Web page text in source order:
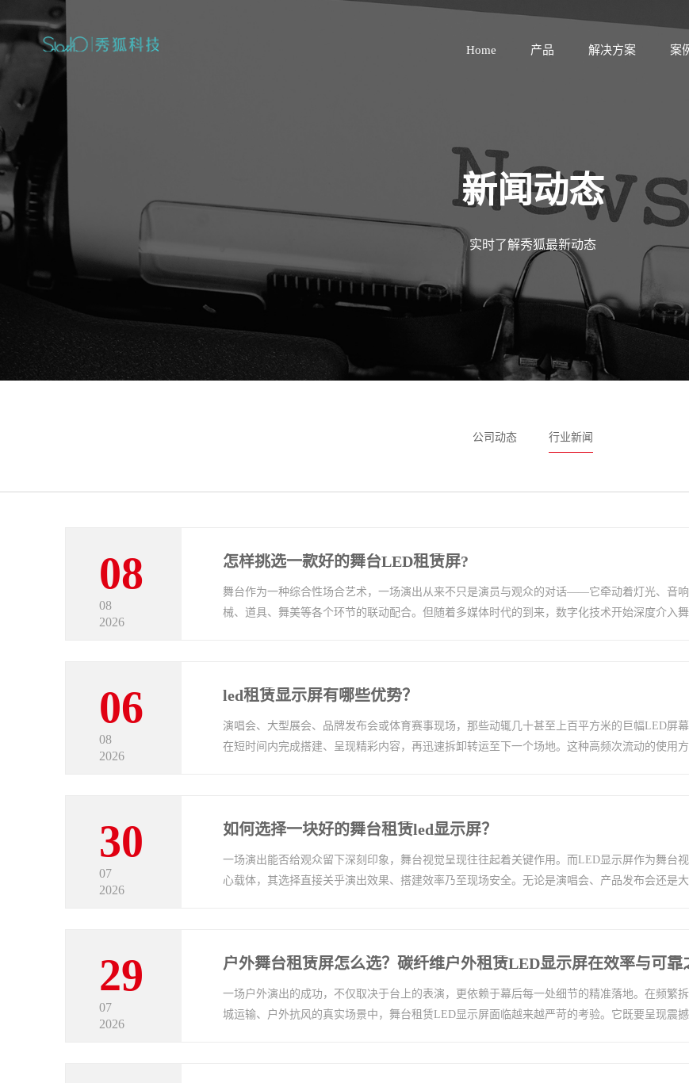
Home 产品 解决方案 案
新闻动态
实时了解秀狐最新动态
公司动态 行业新闻
08
08
2026
怎样挑选一款好的舞台LED租赁屏?
舞台作为一种综合性场合艺术，一场演出从来不只是演员与观众的对话——它牵动着灯光、音
械、道具、舞美等各个环节的联动配合。但随着多媒体时代的到来，数字化技术开始深度介入舞
06
08
2026
led租赁显示屏有哪些优势？
演唱会、大型展会、品牌发布会或体育赛事现场，那些动辄几十甚至上百平方米的巨幅LED屏
在短时间内完成搭建、呈现精彩内容，再迅速拆卸转运至下一个场地。这种高频次流动的使用方
30
07
2026
如何选择一块好的舞台租赁led显示屏？
一场演出能否给观众留下深刻印象，舞台视觉呈现往往起着关键作用。而LED显示屏作为舞台
心载体，其选择直接关乎演出效果、搭建效率乃至现场安全。无论是演唱会、产品发布会还是
29
07
2026
一场户外演出的成功，不仅取决于台上的表演，更依赖于幕后每一处细节的精准落地。在频繁
城运输、户外抗风的真实场景中，舞台租赁LED显示屏面临越来越严苛的考验。它既要呈现震撼